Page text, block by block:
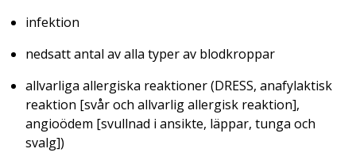
infektion
nedsatt antal av alla typer av blodkroppar
allvarliga allergiska reaktioner (DRESS, anafylaktisk
reaktion [svår och allvarlig allergisk reaktion],
angioödem [svullnad i ansikte, läppar, tunga och
svalg])